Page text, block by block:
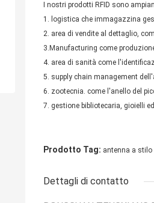
I nostri prodotti RFID sono
1. logistica che immagazzina
2. area di vendite al dettaglio,
3.Manufacturing come
4. area di sanità come
5. supply chain management
6. zootecnia. come l'anello del
7. gestione bibliotecaria, gioielli
Prodotto Tag: antenna a
Dettagli di contatto